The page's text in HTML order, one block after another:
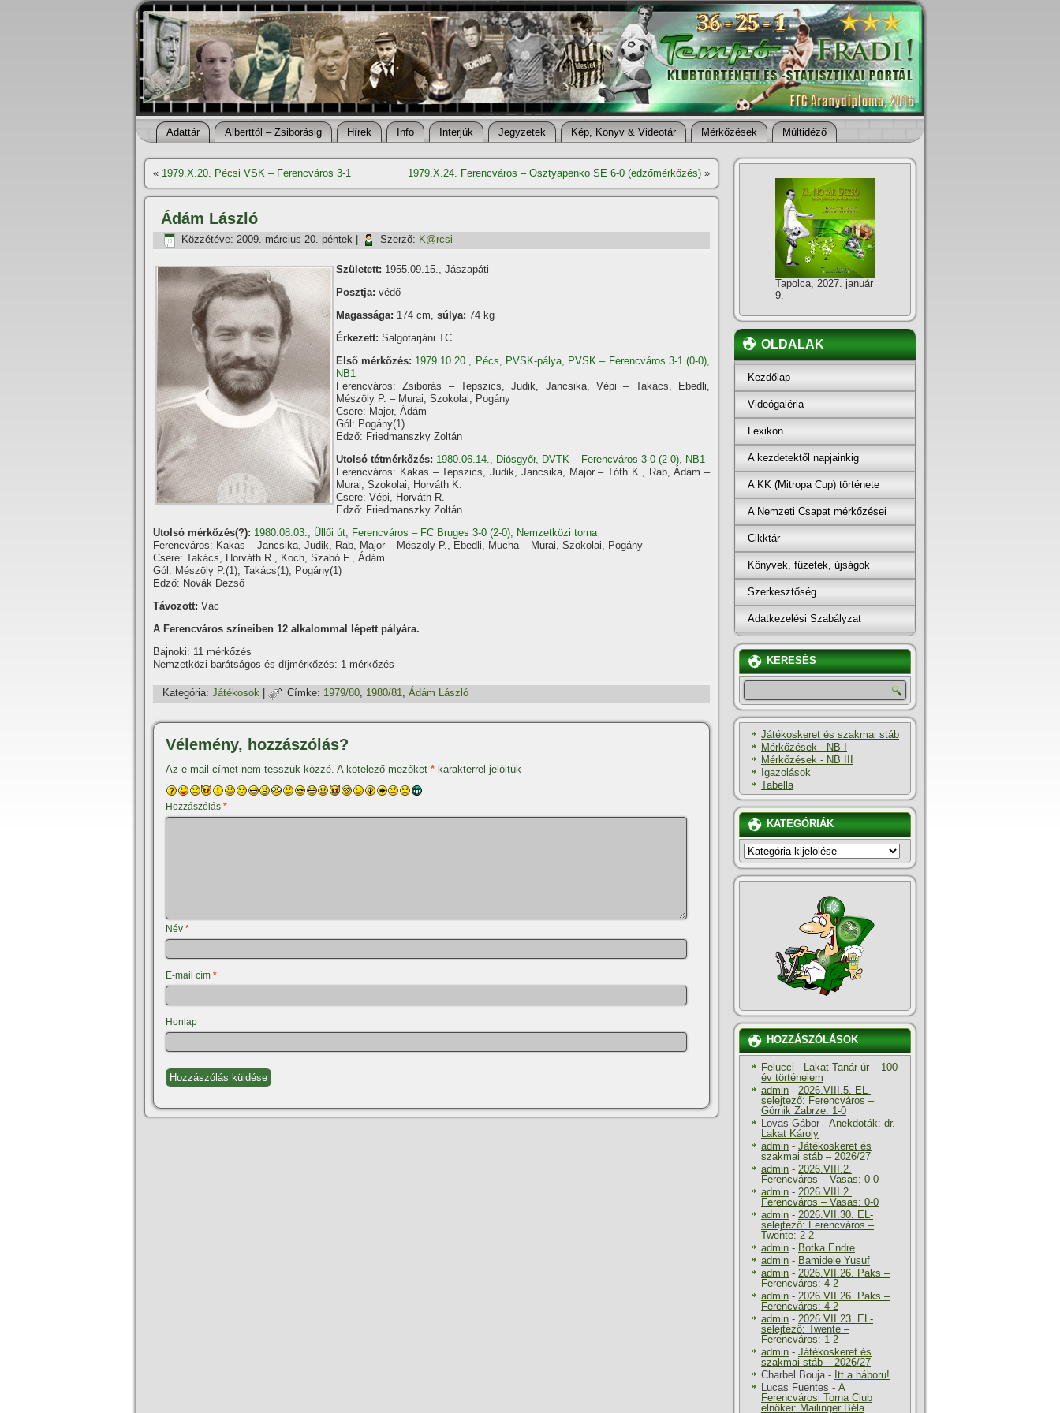
Adattár Alberttól – Zsiborásig Hí­rek Info Interjúk Jegyzetek Kép, Könyv & Videotár Mérkőzések Múltidéző
« 1979.X.20. Pécsi VSK – Ferencváros 3-1 1979.X.24. Ferencváros – Osztyapenko SE 6-0 (edzőmérkőzés) »
Ádám László
Közzétéve: 2009. március 20. péntek Szerző: K@rcsi
Született: 1955.09.15., Jászapáti
Posztja: védő
Magassága: 174 cm, súlya: 74 kg
Érkezett: Salgótarjáni TC
Első mérkőzés: 1979.10.20., Pécs, PVSK-pálya, PVSK – Ferencváros 3-1 (0-0),
NB1
Ferencváros: Zsiborás – Tepszics, Judik, Jancsika, Vépi – Takács, Ebedli,
Mészöly P. – Murai, Szokolai, Pogány
Csere: Major, Ádám
Gól: Pogány(1)
Edző: Friedmanszky Zoltán
Utolsó tétmérkőzés: 1980.06.14., Diósgyőr, DVTK – Ferencváros 3-0 (2-0), NB1
Ferencváros: Kakas – Tepszics, Judik, Jancsika, Major – Tóth K., Rab, Ádám –
Murai, Szokolai, Horváth K.
Csere: Vépi, Horváth R.
Edző: Friedmanszky Zoltán
Utolsó mérkőzés(?): 1980.08.03., Üllői út, Ferencváros – FC Bruges 3-0 (2-0), Nemzetközi torna
Ferencváros: Kakas – Jancsika, Judik, Rab, Major – Mészöly P., Ebedli, Mucha – Murai, Szokolai, Pogány
Csere: Takács, Horváth R., Koch, Szabó F., Ádám
Gól: Mészöly P.(1), Takács(1), Pogány(1)
Edző: Novák Dezső
Távozott: Vác
A Ferencváros szí­neiben 12 alkalommal lépett pályára.
Bajnoki: 11 mérkőzés
Nemzetközi barátságos és dí­jmérkőzés: 1 mérkőzés
Kategória: Játékosok Címke: 1979/80, 1980/81, Ádám László
Vélemény, hozzászólás?
Az e-mail címet nem tesszük közzé. A kötelező mezőket * karakterrel jelöltük
Hozzászólás *
Név *
E-mail cím *
Honlap
Tapolca, 2027. január
9.
OLDALAK
Kezdőlap
Videógaléria
Lexikon
A kezdetektől napjainkig
A KK (Mitropa Cup) története
A Nemzeti Csapat mérkőzései
Cikktár
Könyvek, füzetek, újságok
Szerkesztőség
Adatkezelési Szabályzat
KERESÉS
Játékoskeret és szakmai stáb
Mérkőzések - NB I
Mérkőzések - NB III
Igazolások
Tabella
KATEGÓRIÁK
KATEGÓRIÁK
HOZZÁSZÓLÁSOK
Felucci - Lakat Tanár úr – 100
év történelem
admin - 2026.VIII.5. EL-
selejtező: Ferencváros –
Górnik Zabrze: 1-0
Lovas Gábor - Anekdoták: dr.
Lakat Károly
admin - Játékoskeret és
szakmai stáb – 2026/27
admin - 2026.VIII.2.
Ferencváros – Vasas: 0-0
admin - 2026.VIII.2.
Ferencváros – Vasas: 0-0
admin - 2026.VII.30. EL-
selejtező: Ferencváros –
Twente: 2-2
admin - Botka Endre
admin - Bamidele Yusuf
admin - 2026.VII.26. Paks –
Ferencváros: 4-2
admin - 2026.VII.26. Paks –
Ferencváros: 4-2
admin - 2026.VII.23. EL-
selejtező: Twente –
Ferencváros: 1-2
admin - Játékoskeret és
szakmai stáb – 2026/27
Charbel Bouja- Itt a háboru!
Lucas Fuentes - A
Ferencvárosi Torna Club
elnökei: Mailinger Béla